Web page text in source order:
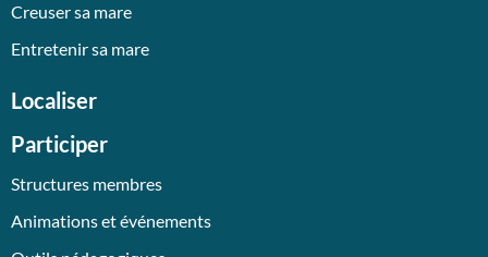
Creuser sa mare
Entretenir sa mare
Localiser
Participer
Structures membres
Animations et événements